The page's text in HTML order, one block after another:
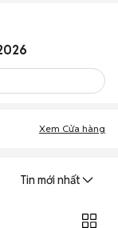
Xem Cửa hàng
Tin mới nhất